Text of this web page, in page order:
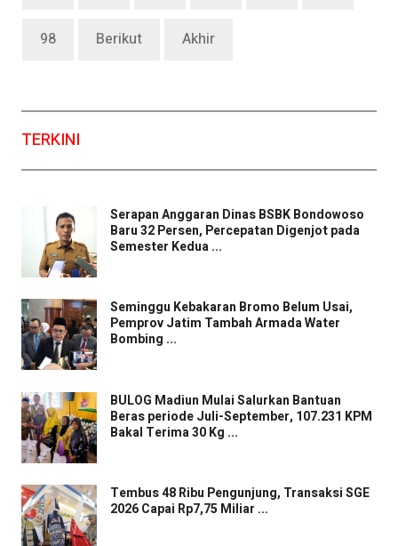
98 Berikut Akhir
TERKINI
Serapan Anggaran Dinas BSBK Bondowoso
Baru 32 Persen, Percepatan Digenjot pada
Semester Kedua ...
Seminggu Kebakaran Bromo Belum Usai,
Pemprov Jatim Tambah Armada Water
Bombing ...
BULOG Madiun Mulai Salurkan Bantuan
Beras periode Juli-September, 107.231 KPM
Bakal Terima 30 Kg ...
Tembus 48 Ribu Pengunjung, Transaksi SGE
2026 Capai Rp7,75 Miliar ...